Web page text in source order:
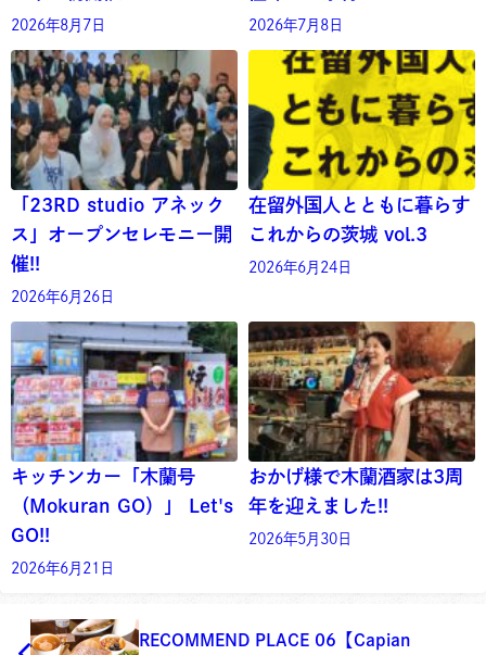
2026年8月7日 2026年7月8日
「23RD studio アネック
ス」オープンセレモニー開
催!!
2026年6月26日
在留外国人とともに暮らす
これからの茨城 vol.3
2026年6月24日
キッチンカー「木蘭号
（Mokuran GO）」 Let's
GO!!
2026年6月21日
おかげ様で木蘭酒家は3周
年を迎えました!!
2026年5月30日
RECOMMEND PLACE 06【Capian